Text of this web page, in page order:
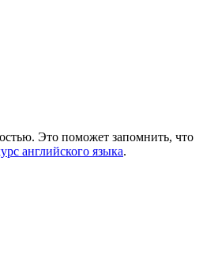
Это поможет запомнить, что
английского языка.